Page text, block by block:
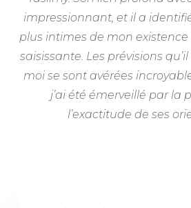
impressionnant, et il a
plus intimes de mon existence
saisissante. Les prévisions
moi se sont avérées
j’ai été émerveillé par la
l’exactitude de ses